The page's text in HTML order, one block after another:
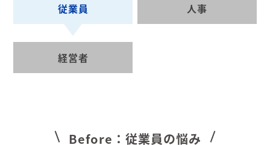
従業員 人事
経営者
Before：従業員の悩み